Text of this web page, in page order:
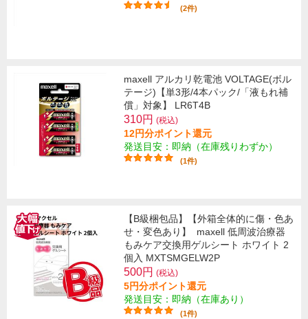
(2件)
maxell アルカリ乾電池 VOLTAGE(ボル
テージ)【単3形/4本パック/「液もれ補
償」対象】 LR6T4B
310円 (税込)
12円分ポイント還元
発送目安：即納（在庫残りわずか）
(1件)
【B級梱包品】【外箱全体的に傷・色あ
せ・変色あり】
maxell 低周波治療器
もみケア交換用ゲルシート ホワイト 2
個入 MXTSMGELW2P
500円 (税込)
5円分ポイント還元
発送目安：即納（在庫あり）
(1件)